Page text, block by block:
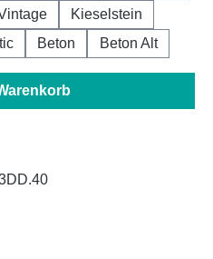
Kieselstein
Beton Beton Alt